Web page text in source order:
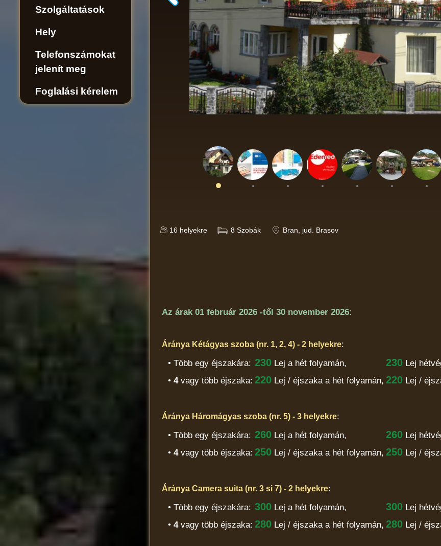
16 helyekre 8 Szobák Bran , jud. Brasov
Az árak 01 február 2026 -től 30 november 2026:
Áránya Kétágyas szoba (nr. 1, 2, 4) - 2 helyekre:
• Több egy éjszakára: 230 Lej a hét folyamán, 230 Lej
• 4vagy több éjszaka: 220 Lej / éjszakaa hét folyamán, 220 Lej /
Áránya Háromágyas szoba (nr. 5) - 3 helyekre:
• Több egy éjszakára: 260 Lej a hét folyamán, 260 Lej
• 4vagy több éjszaka: 250 Lej / éjszakaa hét folyamán, 250 Lej /
Áránya Camera suita (nr. 3 si 7) - 2 helyekre:
• Több egy éjszakára: 300 Lej a hét folyamán, 300 Lej
• 4vagy több éjszaka: 280 Lej / éjszakaa hét folyamán, 280 Lej /
Szolgáltatások
Hely
Telefonszámokat
jelenít meg
Foglalási kérelem